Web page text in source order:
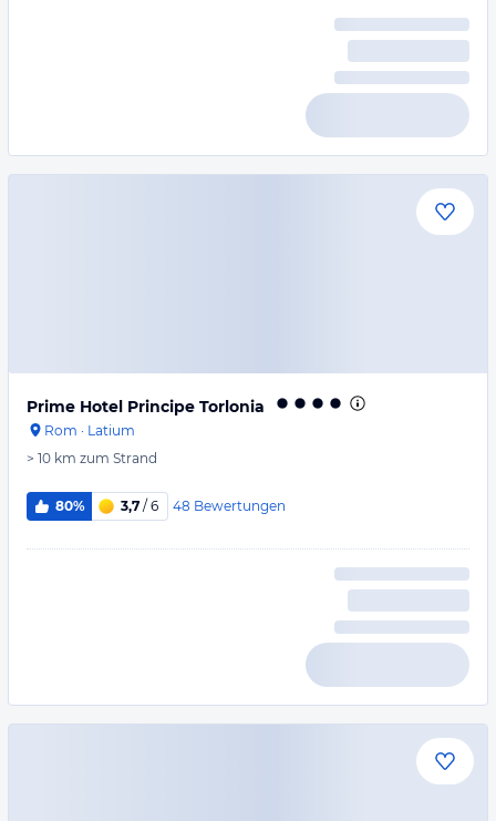
Prime Hotel Principe Torlonia
Rom · Latium
> 10 km zum Strand
80% 3,7 / 6 48 Bewertungen